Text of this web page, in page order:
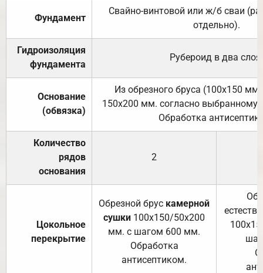
Фундамент
Свайно-винтовой или ж/б сваи
отдельно).
Гидроизоляция
фундамента
Рубероид в два слоя.
Основание
(обвязка)
Из обрезного бруса (100х150
150х200 мм. согласно выбранному
Обработка
Количество
рядов
основания
2
Цокольное
перекрытие
Обрезной брус камерной
сушки 100х150/50х200
мм. с шагом 600 мм.
Обработка
антисептиком.